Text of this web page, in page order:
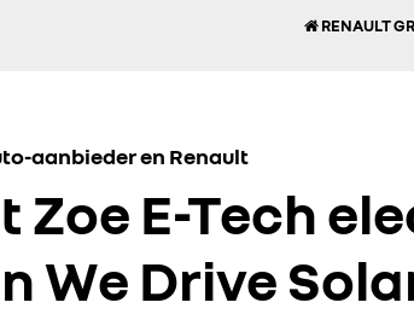
RENAULT
aanbieder en Renault
Zoe E-Tech
We Drive